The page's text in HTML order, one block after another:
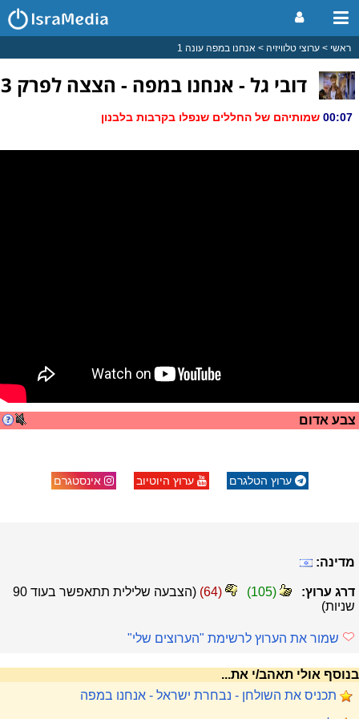
ראשי ערוצי טלוויזיה אנחנו במפה עונה 1
דובי גל - אנחנו במפה - הצצה לפרק 3
צבע אדום
ערוץ הטלגרם ערוץ היוטיוב אינסטגרם
מדינה:
דרג ערוץ: (
105
)
(
64
) (הצבעה שלילית תתאפשר בעוד 90
שניות)
שמור את הערוץ לרשימת "הערוצים שלי"
בנוסף אולי תאהב/י את...
תכניס את השולחן - נבחרת ישראל - אנחנו במפה